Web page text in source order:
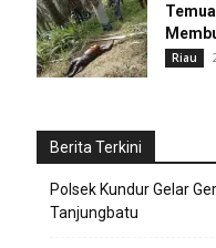
Riau
Berita Terkini
Polsek Kundur Gelar
Tanjungbatu